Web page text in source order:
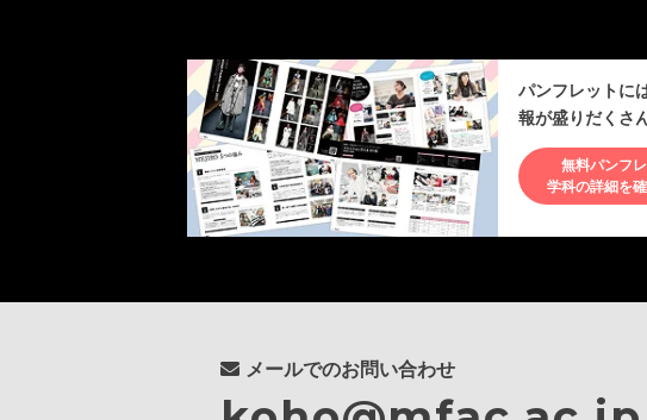
パンフレットに
報が盛りだくさ
無料パンフ
学科の詳細を確
メールでのお問い合わせ